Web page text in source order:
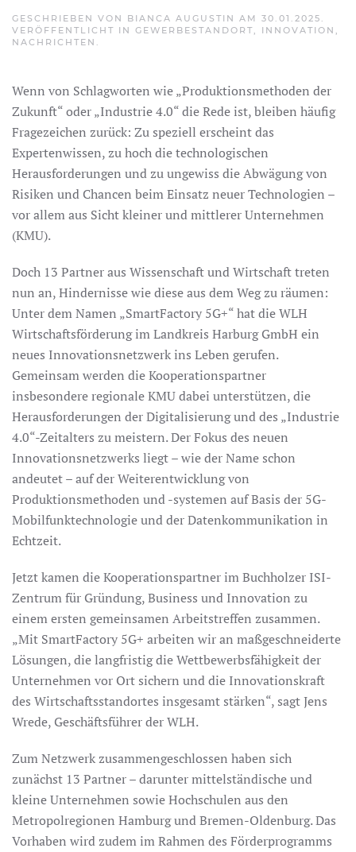
GESCHRIEBEN VON BIANCA AUGUSTIN AM 30.01.2025
VERÖFFENTLICHT IN GEWERBESTANDORT INNOVATION
NACHRICHTEN
Wenn von Schlagworten wie „Produktionsmethoden der
Zukunft“ oder „Industrie 4.0“ die Rede ist, bleiben häufig
Fragezeichen zurück: Zu speziell erscheint das
Expertenwissen, zu hoch die technologischen
Herausforderungen und zu ungewiss die Abwägung von
Risiken und Chancen beim Einsatz neuer Technologien –
vor allem aus Sicht kleiner und mittlerer Unternehmen
(KMU).
Doch 13 Partner aus Wissenschaft und Wirtschaft treten
nun an, Hindernisse wie diese aus dem Weg zu räumen:
Unter dem Namen „SmartFactory 5G+“ hat die WLH
Wirtschaftsförderung im Landkreis Harburg GmbH ein
neues Innovationsnetzwerk ins Leben gerufen.
Gemeinsam werden die Kooperationspartner
insbesondere regionale KMU dabei unterstützen, die
Herausforderungen der Digitalisierung und des „Industrie
4.0“-Zeitalters zu meistern. Der Fokus des neuen
Innovationsnetzwerks liegt – wie der Name schon
andeutet – auf der Weiterentwicklung von
Produktionsmethoden und -systemen auf Basis der 5G-
Mobilfunktechnologie und der Datenkommunikation in
Echtzeit.
Jetzt kamen die Kooperationspartner im Buchholzer ISI-
Zentrum für Gründung, Business und Innovation zu
einem ersten gemeinsamen Arbeitstreffen zusammen.
„Mit SmartFactory 5G+ arbeiten wir an maßgeschneiderte
Lösungen, die langfristig die Wettbewerbsfähigkeit der
Unternehmen vor Ort sichern und die Innovationskraft
des Wirtschaftsstandortes insgesamt stärken“, sagt Jens
Wrede, Geschäftsführer der WLH.
Zum Netzwerk zusammengeschlossen haben sich
zunächst 13 Partner – darunter mittelständische und
kleine Unternehmen sowie Hochschulen aus den
Metropolregionen Hamburg und Bremen-Oldenburg. Das
Vorhaben wird zudem im Rahmen des Förderprogramms